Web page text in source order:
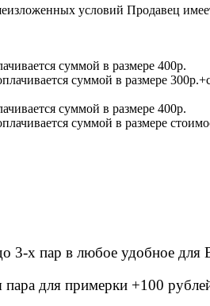
условий Продавец
суммой в размере 400р.
суммой в размере
суммой в размере 400р.
суммой в размере
3-х пар в любое удобное
для примерки +100